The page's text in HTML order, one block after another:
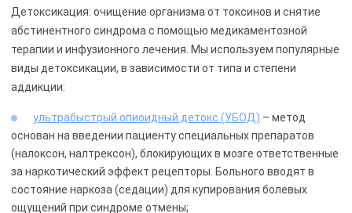
Детоксикация: очищение организма от токсинов и снятие
абстинентного синдрома с помощью медикаментозной
терапии и инфузионного лечения. Мы используем популярные
виды детоксикации, в зависимости от типа и степени
аддикции:
ультрабыстрый опиоидный детокс (УБОД) – метод
основан на введении пациенту специальных препаратов
(налоксон, налтрексон), блокирующих в мозге ответственные
за наркотический эффект рецепторы. Больного вводят в
состояние наркоза (седации) для купирования болевых
ощущений при синдроме отмены;